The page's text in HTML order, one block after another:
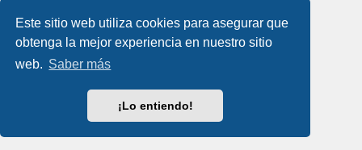
Este sitio web utiliza cookies para asegurar que
obtenga la mejor experiencia en nuestro sitio
web. Saber más
¡Lo entiendo!
Privacidad| Condiciones